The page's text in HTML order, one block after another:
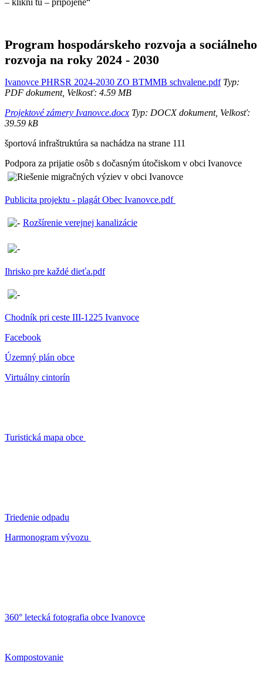
– klikni tu – pripojené“
Program hospodárskeho rozvoja a sociálneho
rozvoja na roky 2024 - 2030
Ivanovce PHRSR 2024-2030 ZO BTMMB schvalene.pdfTyp:
PDF dokument, Velkosť: 4.59 MB
Projektové zámery Ivanovce.docx Typ: DOCX dokument, Velkosť:
39.59 kB
športová infraštruktúra sa nachádza na strane 111
Podpora za prijatie osôb s dočasným útočiskom v obci Ivanovce
Publicita projektu - plagát Obec Ivanovce.pdf
Rozšírenie verejnej kanalizácie
Ihrisko pre každé dieťa.pdf
Chodník pri ceste III-1225 Ivanvoce
Facebook
Územný plán obce
Virtuálny cintorín
Turistická mapa obce
Triedenie odpadu
Harmonogram vývozu
360° letecká fotografia obce Ivanovce
Kompostovanie